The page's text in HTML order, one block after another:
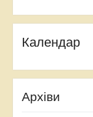
Календар
Архіви